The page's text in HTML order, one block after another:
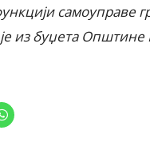
самоуправе
из буџета
Click
to